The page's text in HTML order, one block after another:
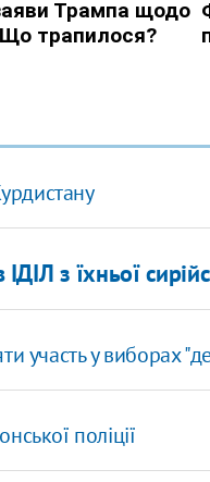
з їхньої
у виборах
поліції